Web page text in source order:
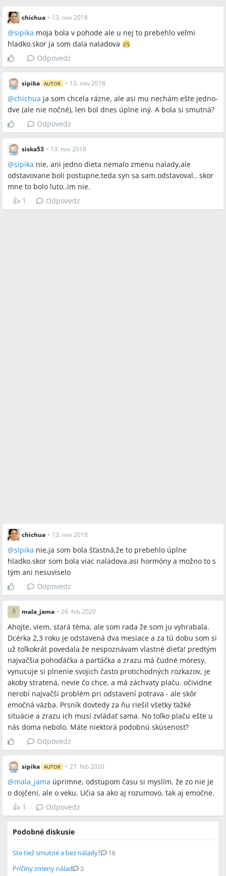
chichua • 13. nov 2018
@sipika moja bola v pohode ale u nej to prebehlo veľmi
hladko.skor ja som dala naladova
Odpovedz
sipika AUTOR • 13. nov 2018
@chichua ja som chcela rázne, ale asi mu nechám ešte jedno-
dve (ale nie nočné), len bol dnes úplne iný. A bola si smutná?
Odpovedz
siska53 • 13. nov 2018
@sipika nie, ani jedno dieta nemalo zmenu nalady,ale
odstavovane boli postupne,teda syn sa sam.odstavoval.. skor
mne to bolo luto..im nie.
👍 1 Odpovedz
chichua • 13. nov 2018
@sipika nie,ja som bola šťastná,že to prebehlo úplne
hladko.skor som bola viac naladova.asi hormóny a možno to s
tým ani nesuviselo
Odpovedz
mala_jama • 26. feb 2020
Ahojte, viem, stará téma, ale som rada že som ju vyhrabala.
Dcérka 2,3 roku je odstavená dva mesiace a za tú dobu som si
už toľkokrát povedala že nespoznávam vlastné dieťa! predtým
najvačšia pohoďáčka a parťáčka a zrazu má čudné móresy,
vynucuje si plnenie svojich často protichodných rozkazov, je
akoby stratená, nevie čo chce, a má záchvaty plaču. očividne
nerobí najvačší problém pri odstavení potrava - ale skôr
emočná väzba. Prsník dovtedy za ňu riešil všetky ťažké
situácie a zrazu ich musí zvládať sama. No toľko plaču ešte u
nás doma nebolo. Máte niektorá podobnú skúsenosť?
Odpovedz
sipika AUTOR • 27. feb 2020
@mala_jama úprimne, odstupom času si myslím, že zo nie je
o dojčení, ale o veku. Učia sa ako aj rozumovo, tak aj emočne.
👍 1 Odpovedz
Podobné diskusie
Ste tiež smutné a bez nálady? 16
Príčiny zmeny nálad 3